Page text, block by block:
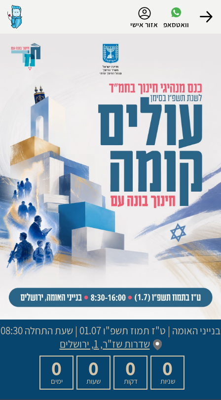
וואטסאפ אזור אישי
הפרופיל שלי
בנייני האומה | ט"ז תמוז תשפ"ו
שדרות שז"ר, 1, ירושלים
0
שניות
0
דקות
0
שעות
0
ימים